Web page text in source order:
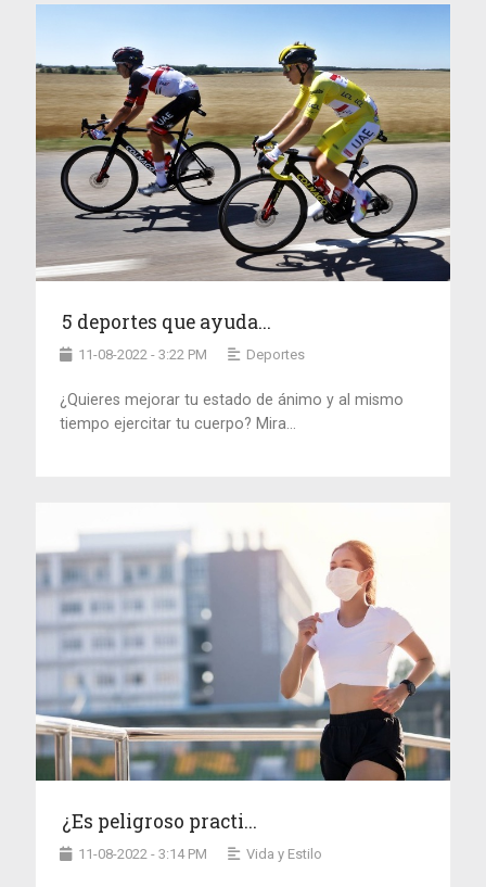
5 deportes que ayuda...
11-08-2022 - 3:22 PM Deportes
¿Quieres mejorar tu estado de ánimo y al mismo
tiempo ejercitar tu cuerpo? Mira...
¿Es peligroso practi...
11-08-2022 - 3:14 PM Vida y Estilo